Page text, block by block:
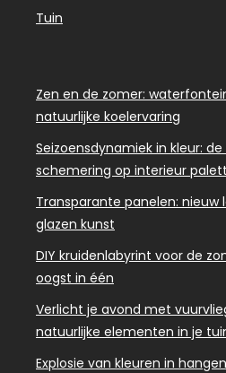
Tuin
Zen en de zomer:
natuurlijke koelervaring
Seizoensdynamiek in kleur:
schemering op interieur
Transparante panelen: nieuw
glazen kunst
DIY kruidenlabyrint voor de
oogst in één
Verlicht je avond met
natuurlijke elementen in je
Explosie van kleuren in